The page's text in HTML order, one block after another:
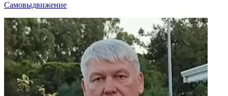
Самовыдвижение